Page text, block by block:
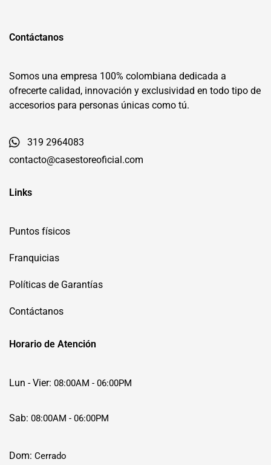
Contáctanos
Somos una empresa 100% colombiana dedicada a
ofrecerte calidad, innovación y exclusividad en todo tipo de
accesorios para personas únicas como tú.
319 2964083
contacto@casestoreoficial.com
Links
Puntos físicos
Franquicias
Políticas de Garantías
Contáctanos
Horario de Atención
Lun - Vier: 08:00AM - 06:00PM
Sab: 08:00AM - 06:00PM
Dom: Cerrado